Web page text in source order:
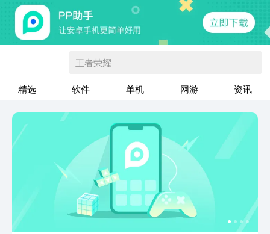
王者荣耀
精选 软件 单机 网游 资讯